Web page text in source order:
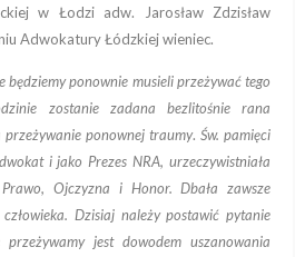
w Łodzi adw. Jarosław Zdzisław
Adwokatury Łódzkiej wieniec.
będziemy ponownie musieli przeżywać tego
zostanie zadana bezlitośnie rana
ponownej traumy. Św. pamięci
i jako Prezes NRA, urzeczywistniała
Ojczyzna i Honor. Dbała zawsze
Dzisiaj należy postawić pytanie
jest dowodem uszanowania